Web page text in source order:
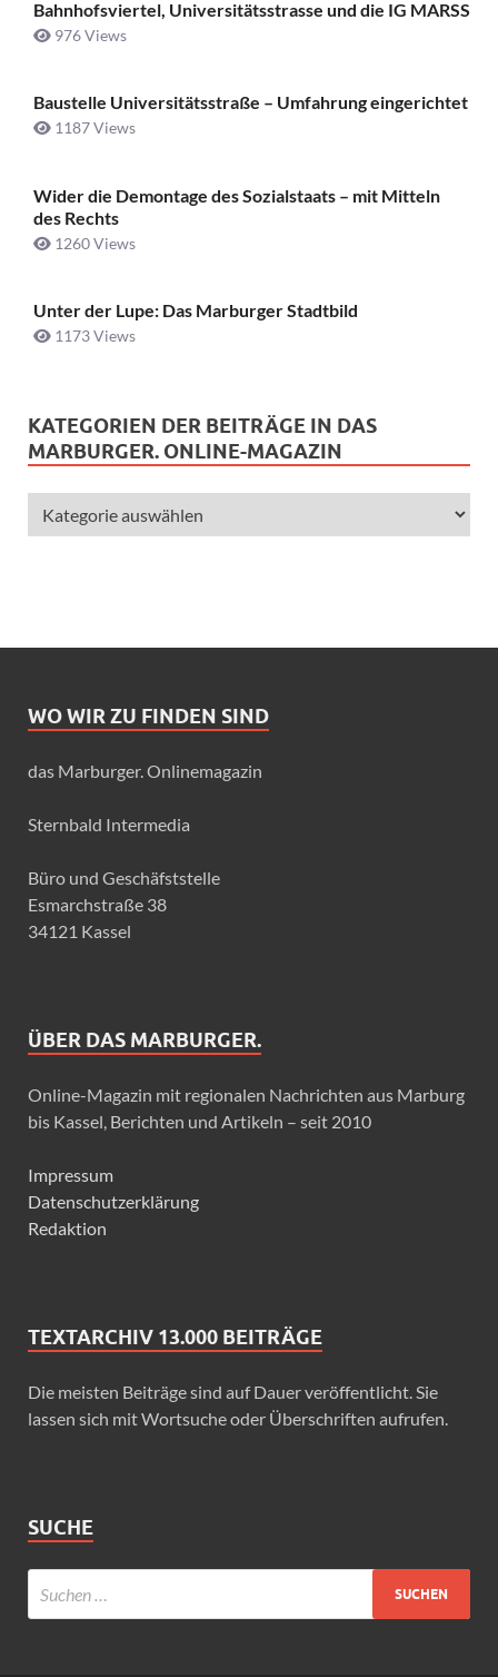
Bahnhofsviertel, Universitätsstrasse und die IG MARSS
976 Views
Baustelle Universitätsstraße ­– Umfahrung eingerichtet
1187 Views
Wider die Demontage des Sozialstaats – mit Mitteln
des Rechts
1260 Views
Unter der Lupe: Das Marburger Stadtbild
1173 Views
KATEGORIEN DER BEITRÄGE IN DAS
MARBURGER. ONLINE-MAGAZIN
WO WIR ZU FINDEN SIND
das Marburger. Onlinemagazin
Sternbald Intermedia
Büro und Geschäfststelle
Esmarchstraße 38
34121 Kassel
ÜBER DAS MARBURGER.
Online-Magazin mit regionalen Nachrichten aus Marburg
bis Kassel, Berichten und Artikeln – seit 2010
Impressum
Datenschutzerklärung
Redaktion
TEXTARCHIV 13.000 BEITRÄGE
Die meisten Beiträge sind auf Dauer veröffentlicht. Sie
lassen sich mit Wortsuche oder Überschriften aufrufen.
SUCHE